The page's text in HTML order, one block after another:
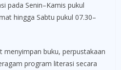
pada Senin–Kamis pukul
hingga Sabtu pukul 07.30–
menyimpan buku, perpustakaan
program literasi secara